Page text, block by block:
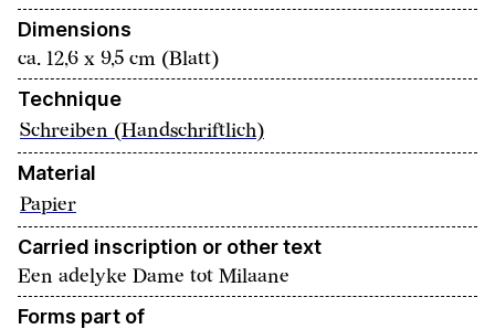
Dimensions
ca. 12,6 x 9,5 cm (Blatt)
Technique
Schreiben (Handschriftlich)
Material
Papier
Carried inscription or other text
Een adelyke Dame tot Milaane
Forms part of